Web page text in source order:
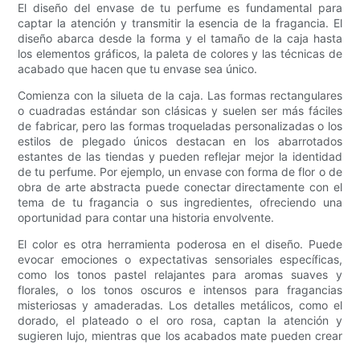
El diseño del envase de tu perfume es fundamental para
captar la atención y transmitir la esencia de la fragancia. El
diseño abarca desde la forma y el tamaño de la caja hasta
los elementos gráficos, la paleta de colores y las técnicas de
acabado que hacen que tu envase sea único.
Comienza con la silueta de la caja. Las formas rectangulares
o cuadradas estándar son clásicas y suelen ser más fáciles
de fabricar, pero las formas troqueladas personalizadas o los
estilos de plegado únicos destacan en los abarrotados
estantes de las tiendas y pueden reflejar mejor la identidad
de tu perfume. Por ejemplo, un envase con forma de flor o de
obra de arte abstracta puede conectar directamente con el
tema de tu fragancia o sus ingredientes, ofreciendo una
oportunidad para contar una historia envolvente.
El color es otra herramienta poderosa en el diseño. Puede
evocar emociones o expectativas sensoriales específicas,
como los tonos pastel relajantes para aromas suaves y
florales, o los tonos oscuros e intensos para fragancias
misteriosas y amaderadas. Los detalles metálicos, como el
dorado, el plateado o el oro rosa, captan la atención y
sugieren lujo, mientras que los acabados mate pueden crear